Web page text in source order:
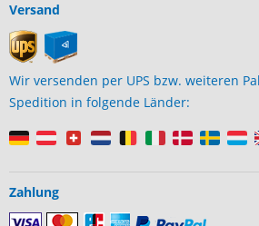
Versand
Wir versenden per UPS bzw. weiteren
Spedition in folgende Länder:
Zahlung